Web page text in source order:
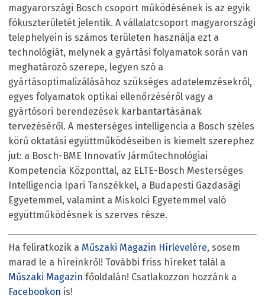
magyarországi Bosch csoport működésének is az egyik
fókuszterületét jelentik. A vállalatcsoport magyarországi
telephelyein is számos területen használja ezt a
technológiát, melynek a gyártási folyamatok során van
meghatározó szerepe, legyen szó a
gyártásoptimalizálásához szükséges adatelemzésekről,
egyes folyamatok optikai ellenőrzéséről vagy a
gyártósori berendezések karbantartásának
tervezéséről. A mesterséges intelligencia a Bosch széles
körű oktatási együttműködéseiben is kiemelt szerephez
jut: a Bosch-BME Innovatív Járműtechnológiai
Kompetencia Központtal, az ELTE-Bosch Mesterséges
Intelligencia Ipari Tanszékkel, a Budapesti Gazdasági
Egyetemmel, valamint a Miskolci Egyetemmel való
együttműködésnek is szerves része.
Ha feliratkozik a Műszaki Magazin Hírlevelére, sosem
marad le a híreinkről! További friss híreket talál a
Műszaki Magazin főoldalán! Csatlakozzon hozzánk a
Facebookon is!